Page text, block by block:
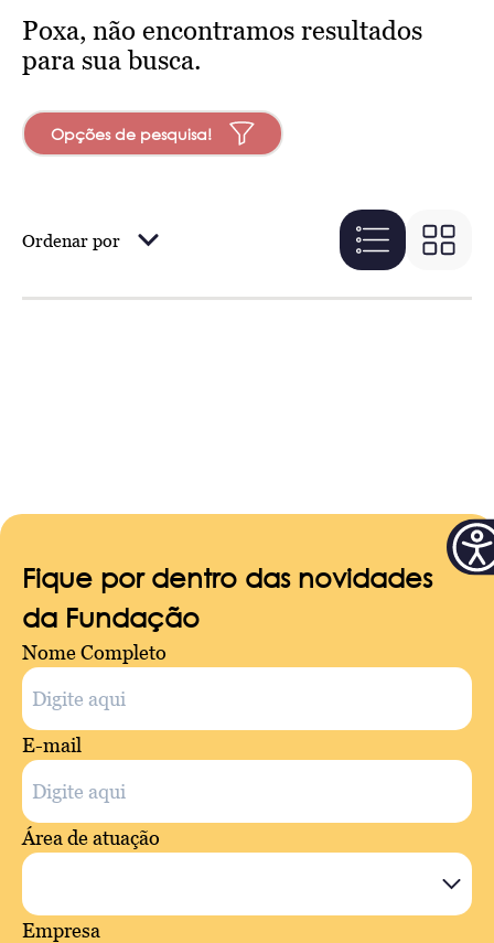
Poxa, não encontramos resultados
para sua busca.
Opções de pesquisa!
Ordenar por
Fique por dentro das novidades
da Fundação
Nome Completo
E-mail
Área de atuação
Empresa